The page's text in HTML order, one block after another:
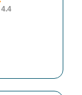
4.4